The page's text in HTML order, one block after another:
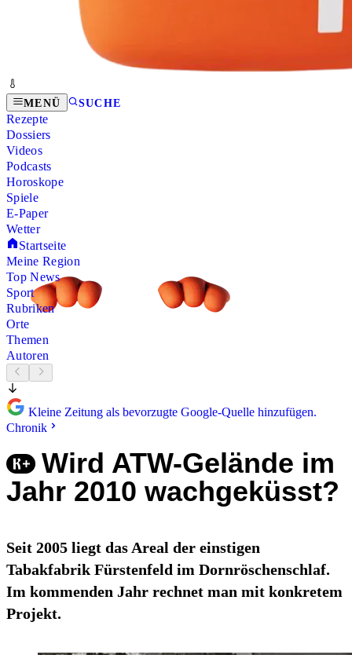
MENÜ SUCHE
Rezepte
Dossiers
Videos
Podcasts
Horoskope
Spiele
E-Paper
Wetter
Startseite
Meine Region
Top News
Sport
Rubriken
Orte
Themen
Autoren
Kleine Zeitung als bevorzugte Google-Quelle hinzufügen.
Chronik
Wird ATW-Gelände im
Jahr 2010 wachgeküsst?
Seit 2005 liegt das Areal der einstigen
Tabakfabrik Fürstenfeld im Dornröschenschlaf.
Im kommenden Jahr rechnet man mit konkretem
Projekt.